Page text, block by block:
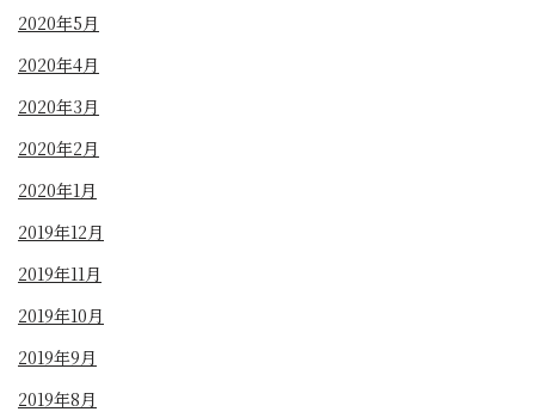
2020年5月
2020年4月
2020年3月
2020年2月
2020年1月
2019年12月
2019年11月
2019年10月
2019年9月
2019年8月